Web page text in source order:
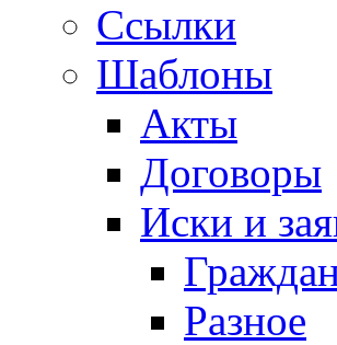
Ссылки
Шаблоны
Акты
Договоры
Иски и
Разное